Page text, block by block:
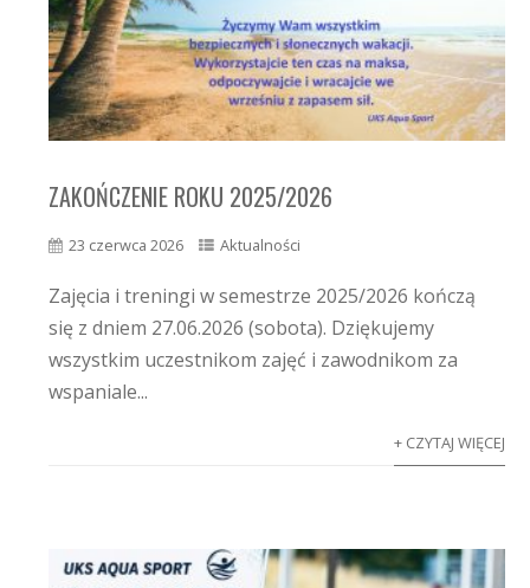
ZAKOŃCZENIE ROKU 2025/2026
23 czerwca 2026 Aktualności
Zajęcia i treningi w semestrze 2025/2026 kończą
się z dniem 27.06.2026 (sobota). Dziękujemy
wszystkim uczestnikom zajęć i zawodnikom za
wspaniale...
+ CZYTAJ WIĘCEJ